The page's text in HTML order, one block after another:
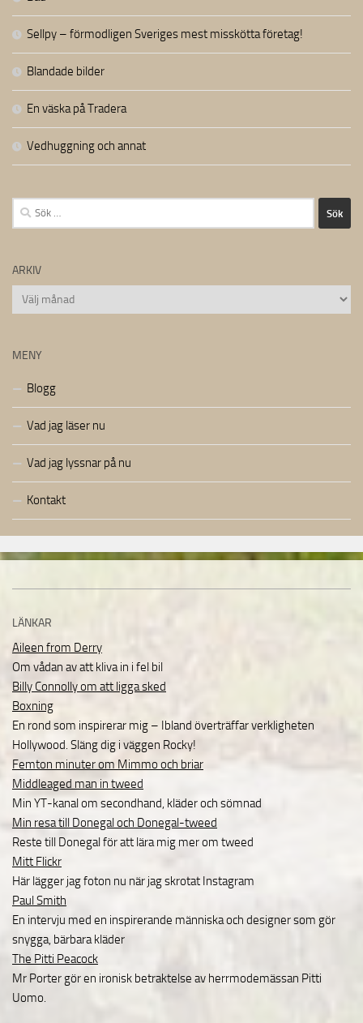
Sellpy – förmodligen Sveriges mest misskötta företag!
Blandade bilder
En väska på Tradera
Vedhuggning och annat
Sök
efter:
ARKIV
Arkiv
MENY
Blogg
Vad jag läser nu
Vad jag lyssnar på nu
Kontakt
LÄNKAR
Aileen from Derry
Om vådan av att kliva in i fel bil
Billy Connolly om att ligga sked
Boxning
En rond som inspirerar mig – Ibland överträffar verkligheten
Hollywood. Släng dig i väggen Rocky!
Femton minuter om Mimmo och briar
Middleaged man in tweed
Min YT-kanal om secondhand, kläder och sömnad
Min resa till Donegal och Donegal-tweed
Reste till Donegal för att lära mig mer om tweed
Mitt Flickr
Här lägger jag foton nu när jag skrotat Instagram
Paul Smith
En intervju med en inspirerande människa och designer som gör
snygga, bärbara kläder
The Pitti Peacock
Mr Porter gör en ironisk betraktelse av herrmodemässan Pitti
Uomo.